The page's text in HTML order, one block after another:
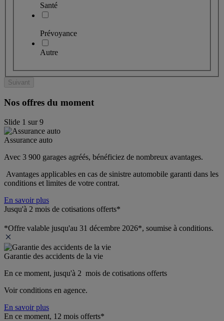
Santé
Prévoyance
Autre
Suivant
Nos offres du moment
Slide 1 sur9
Assurance auto
Avec 3 900 garages agréés, bénéficiez de nombreux avantages.
Avantages applicables en cas de sinistre automobile garanti dans les
conditions et limites de votre contrat.
En savoir plus
Jusqu'à 2 mois de cotisations offerts*
*Offre valable jusqu'au 31 décembre 2026*, soumise à conditions.
Garantie des accidents de la vie
En ce moment, jusqu'à 2  mois de cotisations offerts
Voir conditions en agence.
En savoir plus
En ce moment, 12 mois offerts*